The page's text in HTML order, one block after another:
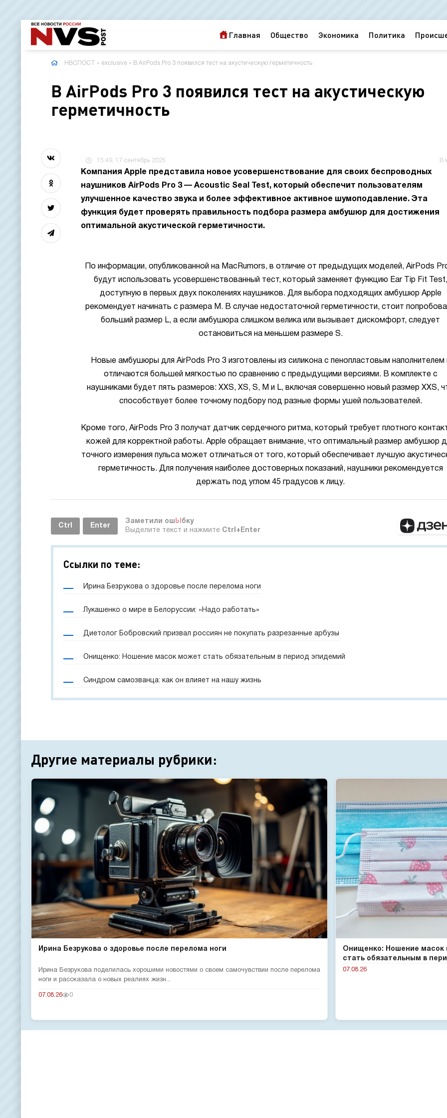
Главная Общество Экономика Политика
НВСПОСТ » exclusive » В AirPods Pro 3 появился тест на акустическую герметичность
В AirPods Pro 3 появился тест на акустическую
герметичность
15:49, 17 сентябрь 2025 В
Компания Apple представила новое усовершенствование для своих беспроводных
наушников AirPods Pro 3 — Acoustic Seal Test, который обеспечит пользователям
улучшенное качество звука и более эффективное активное шумоподавление. Эта
функция будет проверять правильность подбора размера амбушюр для достижения
оптимальной акустической герметичности.
По информации, опубликованной на MacRumors, в отличие от предыдущих моделей, AirPods
будут использовать усовершенствованный тест, который заменяет функцию Ear Tip Fit Test,
доступную в первых двух поколениях наушников. Для выбора подходящих амбушюр Apple
рекомендует начинать с размера M. В случае недостаточной герметичности, стоит
больший размер L, а если амбушюра слишком велика или вызывает дискомфорт, следует
остановиться на меньшем размере S.
Новые амбушюры для AirPods Pro 3 изготовлены из силикона с пенопластовым наполнителем
отличаются большей мягкостью по сравнению с предыдущими версиями. В комплекте с
наушниками будет пять размеров: XXS, XS, S, M и L, включая совершенно новый размер XXS,
способствует более точному подбору под разные формы ушей пользователей.
Кроме того, AirPods Pro 3 получат датчик сердечного ритма, который требует плотного
кожей для корректной работы. Apple обращает внимание, что оптимальный размер амбушюр
точного измерения пульса может отличаться от того, который обеспечивает лучшую
герметичность. Для получения наиболее достоверных показаний, наушники рекомендуется
держать под углом 45 градусов к лицу.
Ctrl Enter
Заметили ош Ы бку
Выделите текст и нажмите Ctrl+Enter
Ссылки по теме:
Ирина Безрукова о здоровье после перелома ноги
Лукашенко о мире в Белоруссии: «Надо работать»
Диетолог Бобровский призвал россиян не покупать разрезанные арбузы
Онищенко: Ношение масок может стать обязательным в период эпидемий
Синдром самозванца: как он влияет на нашу жизнь
Другие материалы рубрики:
Ирина Безрукова о здоровье после перелома ноги
Ирина Безрукова поделилась хорошими новостями о своем самочувствии после перелома
ноги и рассказала о новых реалиях жизн...
07.08.26 0
Онищенко: Ношение масок
стать обязательным в
07.08.26